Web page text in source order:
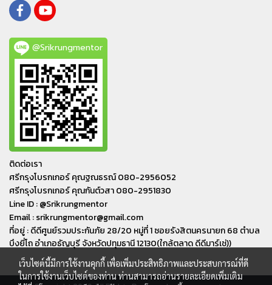
@Srikrungmentor
ติดต่อเรา
ศรีกรุงโบรกเกอร์ คุณฐณธรณ์ 080-2956052
ศรีกรุงโบรกเกอร์ คุณกันต์วสา 080-2951830
Line ID : @Srikrungmentor
Email : srikrungmentor@gmail.com
ที่อยู่ : ดีดีศูนย์รวมประกันภัย 28/20 หมู่ที่ 1 ซอยรังสิตนครนายก 68 ตำบล
บึงยี่โถ อำเภอ​ธัญบุรี​ จังหวัดปทุมธานี​ 12130(ใกล้ตลาด ดีดีมาร์เช่))
เว็บไซต์นี้มีการใช้งานคุกกี้ เพื่อเพิ่มประสิทธิภาพและประสบการณ์ที่ดี
ในการใช้งานเว็บไซต์ของท่าน ท่านสามารถอ่านรายละเอียดเพิ่มเติม